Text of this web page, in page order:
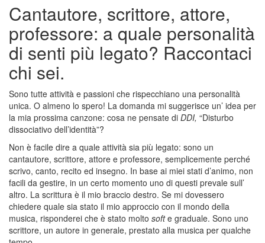
Cantautore, scrittore, attore,
professore: a quale personalità
di senti più legato? Raccontaci
chi sei.
Sono tutte attività e passioni che rispecchiano una personalità
unica. O almeno lo spero! La domanda mi suggerisce un’ idea per
la mia prossima canzone: cosa ne pensate di DDI, “Disturbo
dissociativo dell’identità”?
Non è facile dire a quale attività sia più legato: sono un
cantautore, scrittore, attore e professore, semplicemente perché
scrivo, canto, recito ed insegno. In base ai miei stati d’animo, non
facili da gestire, in un certo momento uno di questi prevale sull’
altro. La scrittura è il mio braccio destro. Se mi dovessero
chiedere quale sia stato il mio approccio con il mondo della
musica, risponderei che è stato molto softe graduale. Sono uno
scrittore, un autore in generale, prestato alla musica per qualche